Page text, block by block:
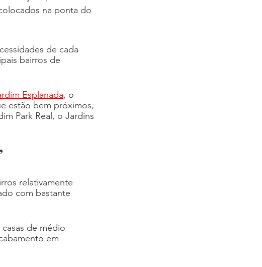
na ponta do
de cada
bairros de
Esplanada, o
estão bem próximos,
Park Real, o Jardins
relativamente
com bastante
de médio
em